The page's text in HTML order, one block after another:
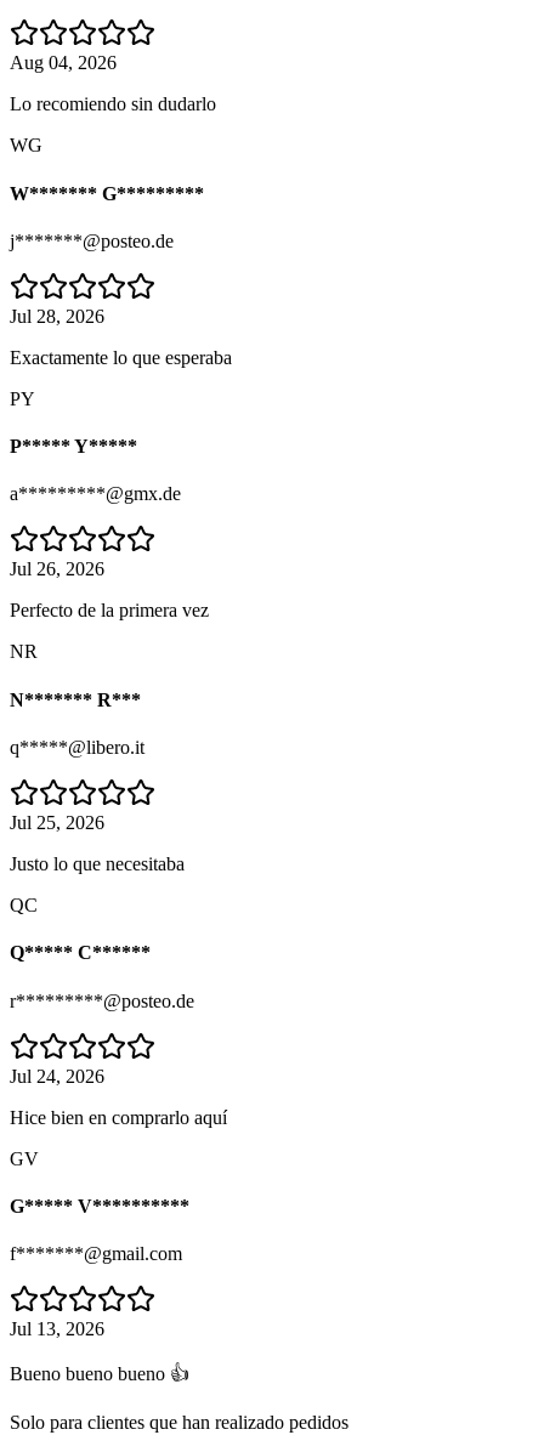
Aug 04, 2026
Lo recomiendo sin dudarlo
WG
W******* G*********
j*******@posteo.de
Jul 28, 2026
Exactamente lo que esperaba
PY
P***** Y*****
a*********@gmx.de
Jul 26, 2026
Perfecto de la primera vez
NR
N******* R***
q*****@libero.it
Jul 25, 2026
Justo lo que necesitaba
QC
Q***** C******
r*********@posteo.de
Jul 24, 2026
Hice bien en comprarlo aquí
GV
G***** V**********
f*******@gmail.com
Jul 13, 2026
Bueno bueno bueno 👍
Solo para clientes que han realizado pedidos